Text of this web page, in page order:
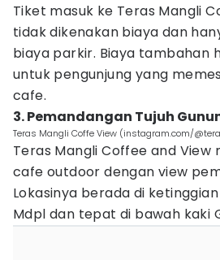
Tiket masuk ke Teras Mangli
tidak dikenakan biaya dan
biaya parkir. Biaya tambahan
untuk pengunjung yang
cafe.
3. Pemandangan Tujuh
Teras Mangli Coffe View (instagram.com/
Teras Mangli Coffee and View
cafe outdoor dengan view
Lokasinya berada di
Mdpl dan tepat di bawah kaki